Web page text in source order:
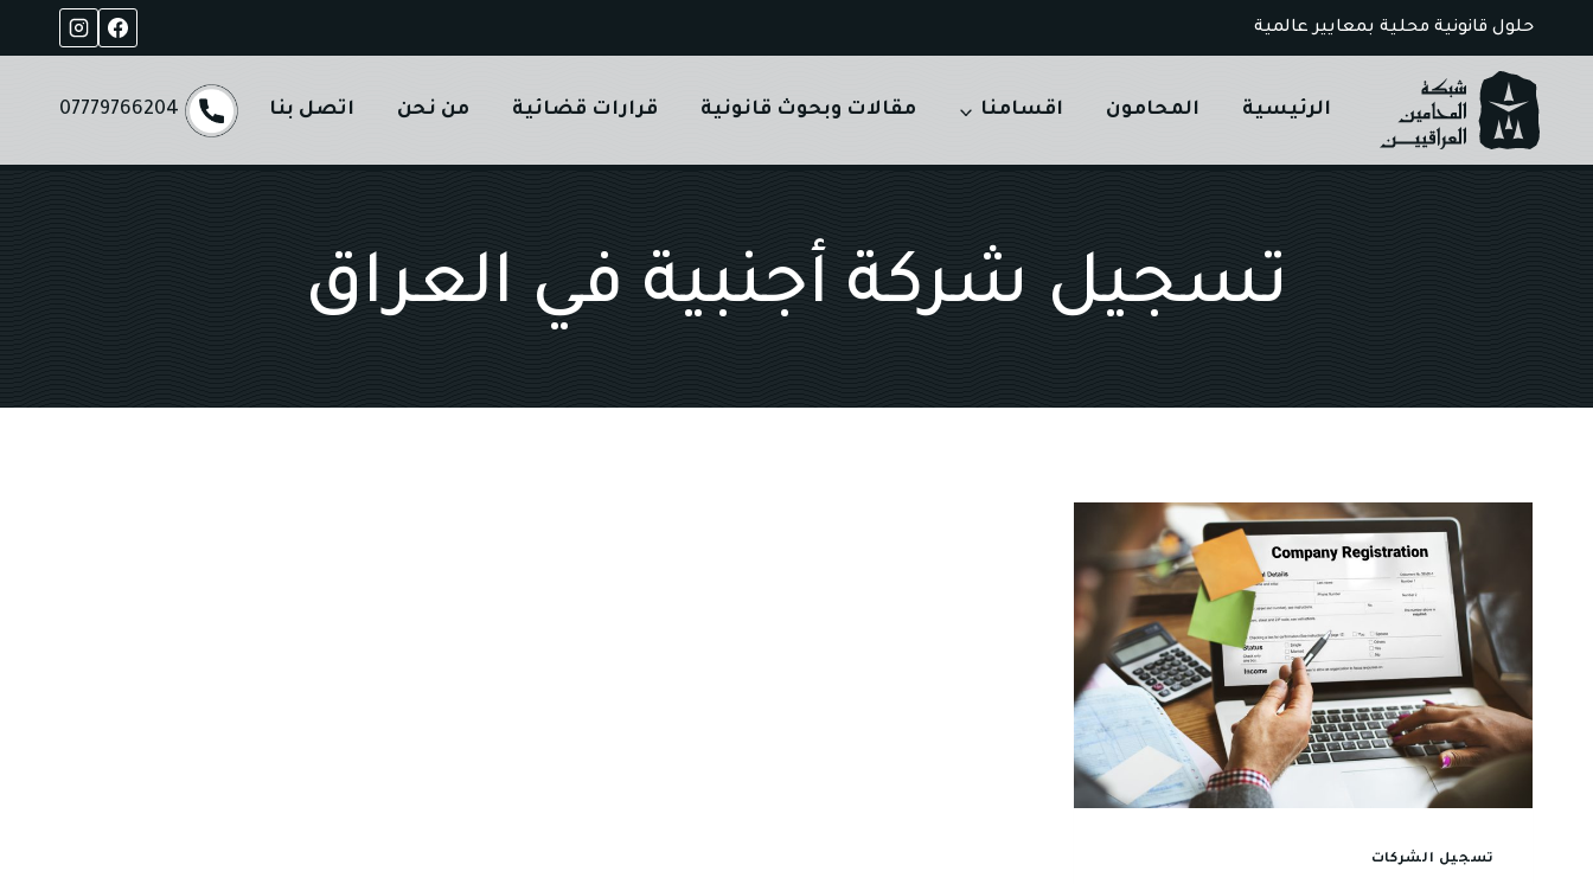
to
content
حلول قانونية محلية بمعايير عالمية
الرئيسية المحامون اقسامنا مقالات وبحوث قانونية قرارات قضائية من نحن اتصل بنا 07779766204
تسجيل شركة أجنبية في العراق
تسجيل الشركات